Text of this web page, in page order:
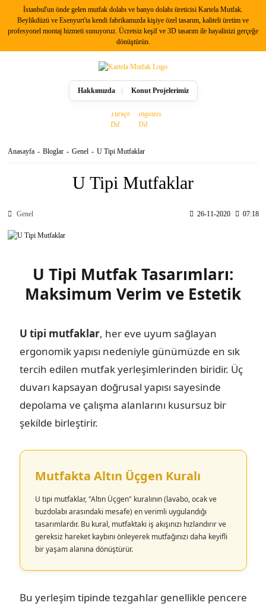
İstanbul'un önde gelen mutfak dolabı ve banyo dolabı üreticisi Kartela Mutfak.
Beylikdüzü ve Esenyurt'ta kendi fabrikamızda kişiye özel tasarım, kaliteli üretim ve
profesyonel montaj hizmeti sunuyoruz. Ücretsiz keşif ve 3D tasarım ile hayalinizi gerçeğe
dönüştürün.
Hakkımızda Konut Projelerimiz
Anasayfa Bloglar Genel U Tipi Mutfaklar
U Tipi Mutfaklar
Genel 26-11-2020 07:18
U Tipi Mutfak Tasarımları:
Maksimum Verim ve Estetik
U tipi mutfaklar, her eve uyum sağlayan
ergonomik yapısı nedeniyle günümüzde en sık
tercih edilen mutfak yerleşimlerinden biridir. Üç
duvarı kapsayan doğrusal yapısı sayesinde
depolama ve çalışma alanlarını kusursuz bir
şekilde birleştirir.
Mutfakta Altın Üçgen Kuralı
U tipi mutfaklar, "Altın Üçgen" kuralının (lavabo, ocak ve
buzdolabı arasındaki mesafe) en verimli uygulandığı
tasarımlardır. Bu kural, mutfaktaki iş akışınızı hızlandırır ve
gereksiz hareket kaybını önleyerek mutfağınızı daha keyifli
bir yaşam alanına dönüştürür.
Bu yerleşim tipinde tezgahlar genellikle pencere